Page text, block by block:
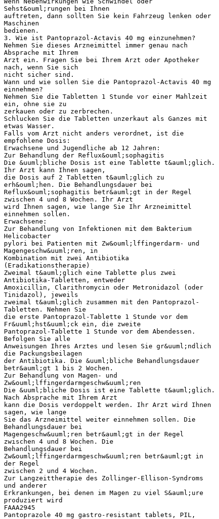
Sehst&ouml;rungen bei Ihnen
auftreten, dann sollten Sie kein Fahrzeug lenken oder
Maschinen
bedienen.
3. Wie ist Pantoprazol-Actavis 40 mg einzunehmen?
Nehmen Sie dieses Arzneimittel immer genau nach
Absprache mit Ihrem
Arzt ein. Fragen Sie bei Ihrem Arzt oder Apotheker
nach, wenn Sie sich
nicht sicher sind.
Wann und wie sollen Sie die Pantoprazol-Actavis 40 mg
einnehmen?
Nehmen Sie die Tabletten 1 Stunde vor einer Mahlzeit
ein, ohne sie zu
zerkauen oder zu zerbrechen.
Schlucken Sie die Tabletten unzerkaut als Ganzes mit
etwas Wasser.
Falls vom Arzt nicht anders verordnet, ist die
empfohlene Dosis:
Erwachsene und Jugendliche ab 12 Jahren:
Zur Behandlung der Reflux&ouml;sophagitis
Die &uuml;bliche Dosis ist eine Tablette t&auml;glich.
Ihr Arzt kann Ihnen sagen,
die Dosis auf 2 Tabletten t&auml;glich zu
erh&ouml;hen. Die Behandlungsdauer bei
Reflux&ouml;sophagitis betr&auml;gt in der Regel
zwischen 4 und 8 Wochen. Ihr Arzt
wird Ihnen sagen, wie lange Sie Ihr Arzneimittel
einnehmen sollen.
Erwachsene:
Zur Behandlung von Infektionen mit dem Bakterium
Helicobacter
pylori bei Patienten mit Zw&ouml;lffingerdarm- und
Magengeschw&uuml;ren, in
Kombination mit zwei Antibiotika
(Eradikationstherapie)
Zweimal t&auml;glich eine Tablette plus zwei
Antibiotika-Tabletten, entweder
Amoxicillin, Clarithromycin oder Metronidazol (oder
Tinidazol), jeweils
zweimal t&auml;glich zusammen mit den Pantoprazol-
Tabletten. Nehmen Sie
die erste Pantoprazol-Tablette 1 Stunde vor dem
Fr&uuml;hst&uuml;ck ein, die zweite
Pantoprazol-Tablette 1 Stunde vor dem Abendessen.
Befolgen Sie alle
Anweisungen Ihres Arztes und lesen Sie gr&uuml;ndlich
die Packungsbeilagen
der Antibiotika. Die &uuml;bliche Behandlungsdauer
betr&auml;gt 1 bis 2 Wochen.
Zur Behandlung von Magen- und
Zw&ouml;lffingerdarmgeschw&uuml;ren
Die &uuml;bliche Dosis ist eine Tablette t&auml;glich.
Nach Absprache mit Ihrem Arzt
kann die Dosis verdoppelt werden. Ihr Arzt wird Ihnen
sagen, wie lange
Sie das Arzneimittel weiter einnehmen sollen. Die
Behandlungsdauer bei
Magengeschw&uuml;ren betr&auml;gt in der Regel
zwischen 4 und 8 Wochen. Die
Behandlungsdauer bei
Zw&ouml;lffingerdarmgeschw&uuml;ren betr&auml;gt in
der Regel
zwischen 2 und 4 Wochen.
Zur Langzeittherapie des Zollinger-Ellison-Syndroms
und anderer
Erkrankungen, bei denen im Magen zu viel S&auml;ure
produziert wird
FAAA2945
Pantoprazole 40 mg gastro-resistant tablets, PIL,